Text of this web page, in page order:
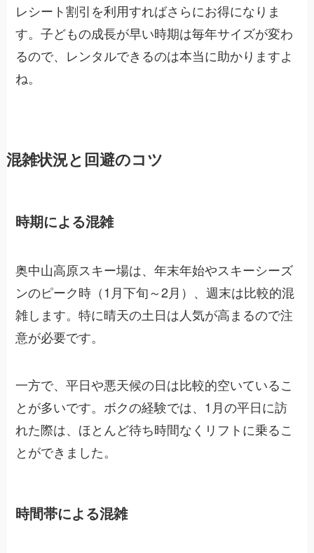
レシート割引を利用すればさらにお得になりま
す。子どもの成長が早い時期は毎年サイズが変わ
るので、レンタルできるのは本当に助かりますよ
ね。
混雑状況と回避のコツ
時期による混雑
奥中山高原スキー場は、年末年始やスキーシーズ
ンのピーク時（1月下旬～2月）、週末は比較的混
雑します。特に晴天の土日は人気が高まるので注
意が必要です。
一方で、平日や悪天候の日は比較的空いているこ
とが多いです。ボクの経験では、1月の平日に訪
れた際は、ほとんど待ち時間なくリフトに乗るこ
とができました。
時間帯による混雑